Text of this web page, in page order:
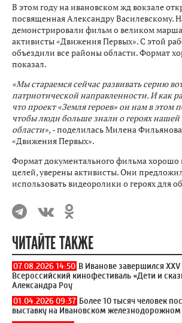
В этом году на ивановском жд вокзале
посвященная Александру Василевскому.
демонстрировали фильм о великом
активисты «Движения Первых». С этой
объездили все районы области. Формат
показал.
«Мы стараемся сейчас развивать серию
патриотической направленности. И как
что проект «Земля героев» он нам в этом
чтобы люди больше знали о героях
области», - поделилась Милена
«Движения Первых».
Формат документального фильма хорошо
целей, уверены активисты. Они
использовать видеоролики о героях для
ЧИТАЙТЕ ТАКЖЕ
07.08.2026 14:50 В Иванове завершился
Всероссийский кинофестиваль «Дети и
Александра Роу
01.04.2026 09:37 Более 10 тысяч человек
выставку на Ивановском железнодорожном